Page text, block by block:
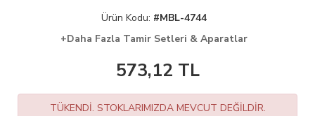
Ürün Kodu: #MBL-4744
+Daha Fazla Tamir Setleri & Aparatlar
573,12 TL
TÜKENDİ. STOKLARIMIZDA MEVCUT DEĞİLDİR.